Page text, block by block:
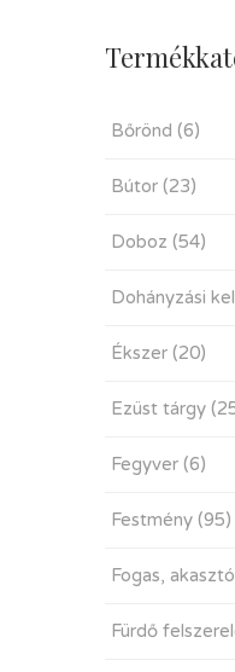
Bőrönd (6)
Bútor (23)
Doboz (54)
Dohányzási
Ékszer (20)
Ezüst tárgy
Fegyver (6)
Festmény (95)
Fogas, akasztó
Fürdő